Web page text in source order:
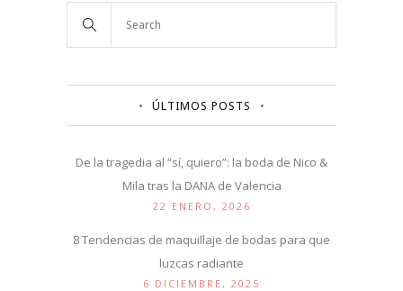
ÚLTIMOS POSTS
De la tragedia al “sí, quiero”: la boda de Nico &
Mila tras la DANA de Valencia
22 ENERO, 2026
8 Tendencias de maquillaje de bodas para que
luzcas radiante
6 DICIEMBRE, 2025